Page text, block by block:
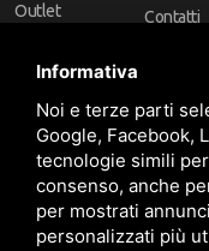
Outlet
Marchi
Contatti
Follow Us
Informativa
Noi e terze parti
Google, Facebook,
tecnologie simili
consenso, anche
per mostrati
personalizzati più